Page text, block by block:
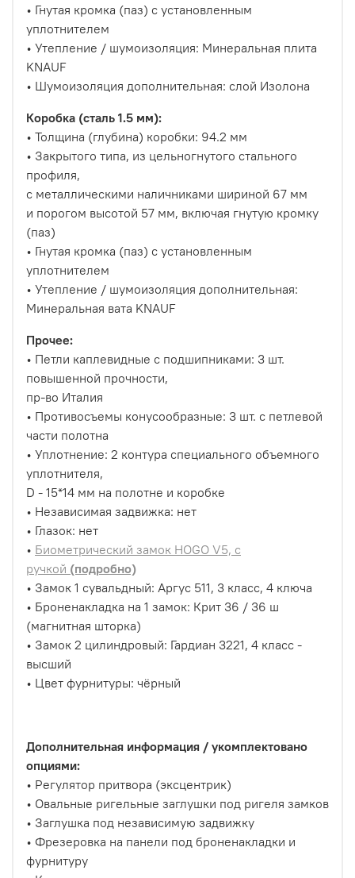
• Гнутая кромка (паз) с установленным
уплотнителем
• Утепление / шумоизоляция: Минеральная плита
KNAUF
• Шумоизоляция дополнительная: слой Изолона
Коробка (сталь 1.5 мм):
• Толщина (глубина) коробки: 94.2 мм
• Закрытого типа, из цельногнутого стального
профиля,
с металлическими наличниками шириной 67 мм
и порогом высотой 57 мм, включая гнутую кромку
(паз)
• Гнутая кромка (паз) с установленным
уплотнителем
• Утепление / шумоизоляция дополнительная:
Минеральная вата KNAUF
Прочее:
• Петли каплевидные с подшипниками: 3 шт.
повышенной прочности,
пр-во Италия
• Противосъемы конусообразные: 3 шт. с петлевой
части полотна
• Уплотнение: 2 контура специального объемного
уплотнителя,
D - 15*14 мм на полотне и коробке
• Независимая задвижка: нет
• Глазок: нет
• Биометрический замок HOGO V5, с
ручкой (подробно)
• Замок 1 сувальдный: Аргус 511, 3 класс, 4 ключа
• Броненакладка на 1 замок: Крит 36 / 36 ш
(магнитная шторка)
• Замок 2 цилиндровый: Гардиан 3221, 4 класс -
высший
• Цвет фурнитуры: чёрный
Дополнительная информация / укомплектовано
опциями:
• Регулятор притвора (эксцентрик)
• Овальные ригельные заглушки под ригеля замков
• Заглушка под независимую задвижку
• Фрезеровка на панели под броненакладки и
фурнитуру